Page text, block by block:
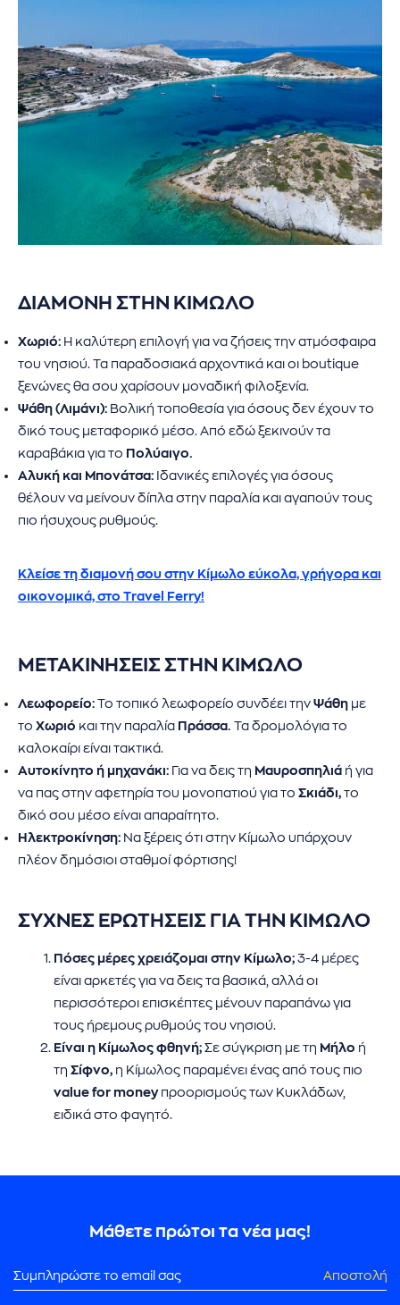
ΔΙΑΜΟΝΗ ΣΤΗΝ ΚΙΜΩΛΟ
Χωριό: Η καλύτερη επιλογή για να ζήσεις την ατμόσφαιρα
του νησιού. Τα παραδοσιακά αρχοντικά και οι boutique
ξενώνες θα σου χαρίσουν μοναδική φιλοξενία.
Ψάθη (Λιμάνι): Βολική τοποθεσία για όσους δεν έχουν το
δικό τους μεταφορικό μέσο. Από εδώ ξεκινούν τα
καραβάκια για το Πολύαιγο.
Αλυκή και Μπονάτσα: Ιδανικές επιλογές για όσους
θέλουν να μείνουν δίπλα στην παραλία και αγαπούν τους
πιο ήσυχους ρυθμούς.
Κλείσε τη διαμονή σου στην Κίμωλο εύκολα, γρήγορα και
οικονομικά, στο Travel Ferry!
ΜΕΤΑΚΙΝΗΣΕΙΣ ΣΤΗΝ ΚΙΜΩΛΟ
Λεωφορείο: Το τοπικό λεωφορείο συνδέει την Ψάθη με
το Χωριό και την παραλία Πράσσα. Τα δρομολόγια το
καλοκαίρι είναι τακτικά.
Αυτοκίνητο ή μηχανάκι: Για να δεις τη Μαυροσπηλιά ή για
να πας στην αφετηρία του μονοπατιού για το Σκιάδι, το
δικό σου μέσο είναι απαραίτητο.
Ηλεκτροκίνηση: Να ξέρεις ότι στην Κίμωλο υπάρχουν
πλέον δημόσιοι σταθμοί φόρτισης!
ΣΥΧΝΕΣ ΕΡΩΤΗΣΕΙΣ ΓΙΑ ΤΗΝ ΚΙΜΩΛΟ
Πόσες μέρες χρειάζομαι στην Κίμωλο; 3-4 μέρες
είναι αρκετές για να δεις τα βασικά, αλλά οι
περισσότεροι επισκέπτες μένουν παραπάνω για
τους ήρεμους ρυθμούς του νησιού.
Είναι η Κίμωλος φθηνή; Σε σύγκριση με τη Μήλο ή
τη Σίφνο, η Κίμωλος παραμένει ένας από τους πιο
value for money προορισμούς των Κυκλάδων,
ειδικά στο φαγητό.
Μάθετε πρώτοι τα νέα μας!
Αποστολή